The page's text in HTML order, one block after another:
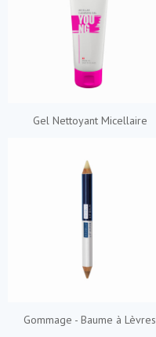
Gel Nettoyant Micellaire
Gommage - Baume à Lèvres